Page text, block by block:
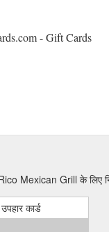
- Gift Cards
Mexican Grill के लिए
कार्ड